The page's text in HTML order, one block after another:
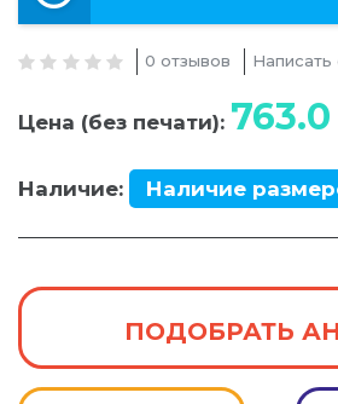
0 отзывов Написать
Цена (без печати): 763.0
Наличие: Наличие
ПОДОБРАТЬ